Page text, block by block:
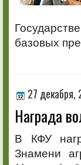
базовых
27 декабря,
Награда
В КФУ
Знамени